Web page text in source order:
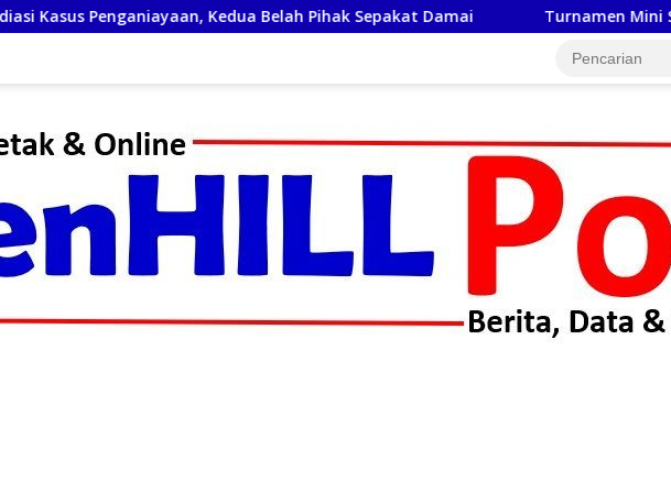
Belah Pihak Sepakat Damai Turnamen Mini Soccer Pangkoops TNI